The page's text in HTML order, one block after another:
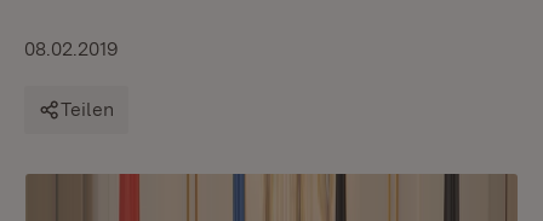
08.02.2019
Teilen